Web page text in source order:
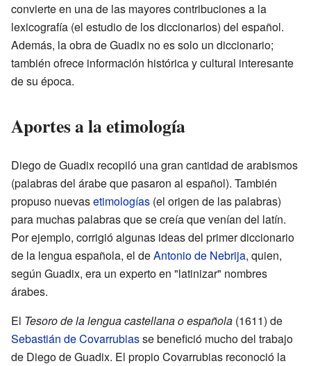
convierte en una de las mayores contribuciones a la
lexicografía (el estudio de los diccionarios) del español.
Además, la obra de Guadix no es solo un diccionario;
también ofrece información histórica y cultural interesante
de su época.
Aportes a la etimología
Diego de Guadix recopiló una gran cantidad de arabismos
(palabras del árabe que pasaron al español). También
propuso nuevasetimologías (el origen de las palabras)
para muchas palabras que se creía que venían del latín.
Por ejemplo, corrigió algunas ideas del primer diccionario
de la lengua española, el deAntonio de Nebrija, quien,
según Guadix, era un experto en "latinizar" nombres
árabes.
El Tesoro de la lengua castellana o española (1611) de
Sebastián de Covarrubiasse benefició mucho del trabajo
de Diego de Guadix. El propio Covarrubias reconoció la